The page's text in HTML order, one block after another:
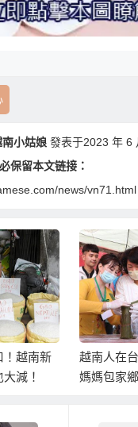
南小姑娘 發表于2023 年 6
保留本文链接：
news/vn71.html
！越南新
減！
越南人在
媽媽包家